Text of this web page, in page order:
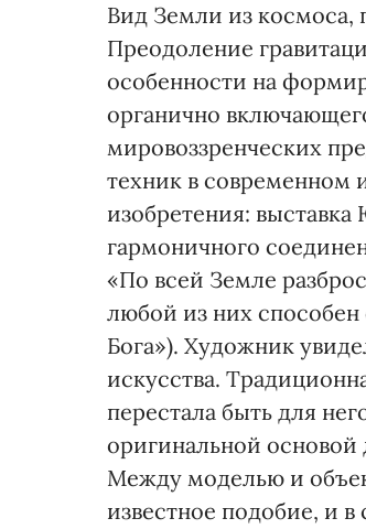
Вид Земли из космоса,
Преодоление
особенности на
органично
мировоззренческих
техник в современном
изобретения:
гармоничного
«По всей Земле
любой из них
Бога»). Художник
искусства.
перестала быть для
оригинальной основой
Между моделью и
известное подобие, и в